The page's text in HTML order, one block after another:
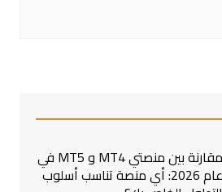
مقارنة بين منصتي MT4 و MT5 في
عام 2026: أي منصة تناسب أسلوب